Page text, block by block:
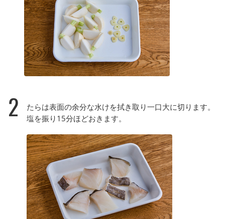
2
たらは表面の余分な水けを拭き取り一口大に切ります。
塩を振り15分ほどおきます。